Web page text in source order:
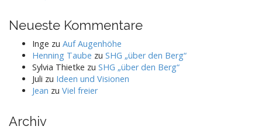
Neueste Kommentare
Inge zu Auf Augenhöhe
Henning Taube zu SHG „über den Berg“
Sylvia Thietke zu SHG „über den Berg“
Juli zu Ideen und Visionen
Jean zu Viel freier
Archiv